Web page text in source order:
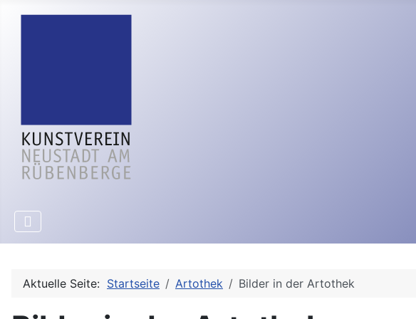
Aktuelle Seite: Startseite Artothek Bilder in der Artothek